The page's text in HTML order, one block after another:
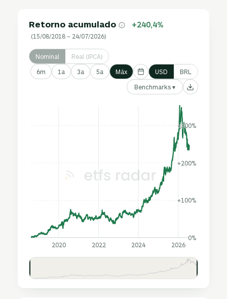
Retorno acumulado +240,4%
(15/08/2018 – 24/07/2026)
Nominal Real (IPCA)
6m 1a 3a 5a Máx USD BRL
Benchmarks ▾
0%
+100%
+200%
+300%
2020 2022 2024 2026